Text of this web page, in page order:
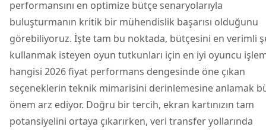
performansını en optimize bütçe senaryolarıyla
buluşturmanın kritik bir mühendislik başarısı olduğunu
görebiliyoruz. İşte tam bu noktada, bütçesini en verimli
kullanmak isteyen oyun tutkunları için en iyi oyuncu
hangisi 2026 fiyat performans dengesinde öne çıkan
seçeneklerin teknik mimarisini derinlemesine anlamak
önem arz ediyor. Doğru bir tercih, ekran kartınızın tam
potansiyelini ortaya çıkarırken, veri transfer yollarında